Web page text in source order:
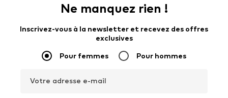
Ne manquez rien !
Inscrivez-vous à la newsletter et recevez des offres
exclusives
Pour femmes Pour hommes
Votre adresse e-mail